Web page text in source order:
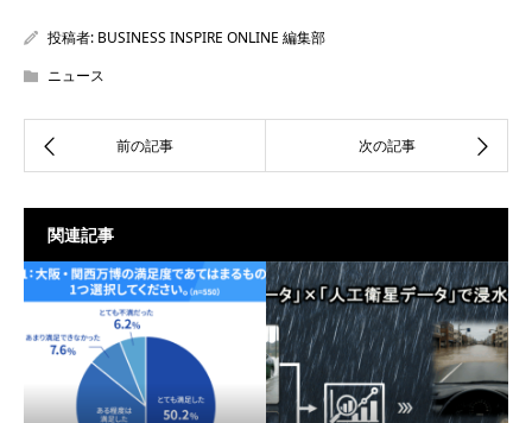
投稿者: BUSINESS INSPIRE ONLINE 編集部
ニュース
関連記事